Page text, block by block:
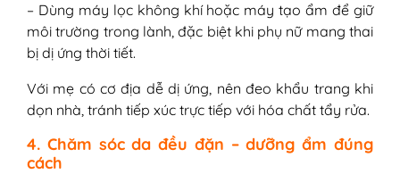
– Dùng máy lọc không khí hoặc máy tạo ẩm để giữ
môi trường trong lành, đặc biệt khi phụ nữ mang thai
bị dị ứng thời tiết.
Với mẹ có cơ địa dễ dị ứng, nên đeo khẩu trang khi
dọn nhà, tránh tiếp xúc trực tiếp với hóa chất tẩy rửa.
4. Chăm sóc da đều đặn – dưỡng ẩm đúng
cách